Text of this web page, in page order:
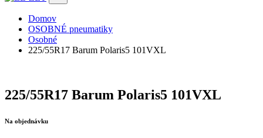
Domov
OSOBNÉ pneumatiky
Osobné
225/55R17 Barum Polaris5 101VXL
225/55R17 Barum Polaris5 101VXL
Na objednávku